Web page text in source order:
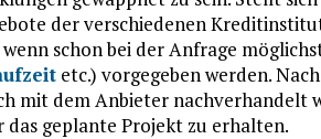
der verschiedenen
schon bei der Anfrage
etc.) vorgegeben werden.
mit dem Anbieter nachverhandelt
das geplante Projekt zu erhalten.